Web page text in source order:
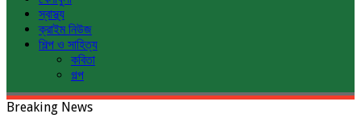
স্বাস্থ্য
ক্রাইম নিউজ
শিল্প ও সাহিত্য
কবিতা
গল্প
Breaking News